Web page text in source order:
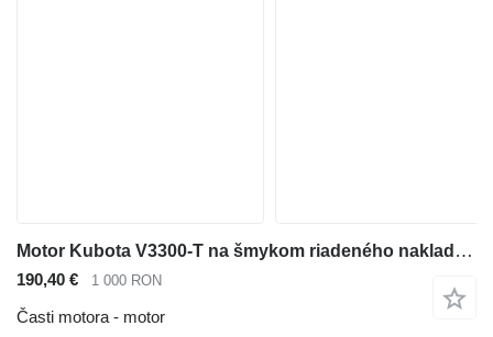
Motor Kubota V3300-T na šmykom riadeného nakladača Bobcat S220 S250 T250
190,40 € 1 000 RON
Časti motora - motor